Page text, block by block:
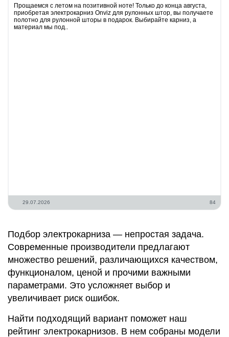
Прощаемся с летом на позитивной ноте! Только до конца августа,
приобретая электрокарниз Onviz для рулонных штор, вы получаете
полотно для рулонной шторы в подарок. Выбирайте карниз, а
материал мы под..
29.07.2026 84
Подбор электрокарниза — непростая задача.
Современные производители предлагают
множество решений, различающихся качеством,
функционалом, ценой и прочими важными
параметрами. Это усложняет выбор и
увеличивает риск ошибок.
Найти подходящий вариант поможет наш
рейтинг электрокарнизов. В нем собраны модели